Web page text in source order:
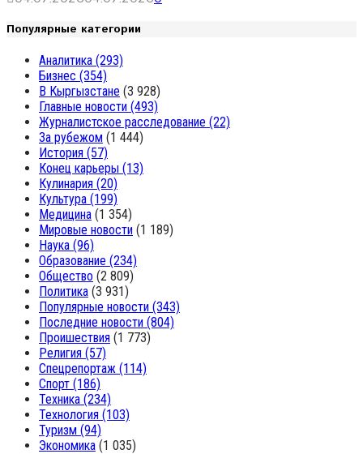
Популярные категории
Аналитика (293)
Бизнес (354)
В Кыргызстане (3 928)
Главные новости (493)
Журналистское расследование (22)
За рубежом (1 444)
История (57)
Конец карьеры (13)
Кулинария (20)
Культура (199)
Медицина (1 354)
Мировые новости (1 189)
Наука (96)
Образование (234)
Общество (2 809)
Политика (3 931)
Популярные новости (343)
Последние новости (804)
Проишествия (1 773)
Религия (57)
Спецрепортаж (114)
Спорт (186)
Техника (234)
Технология (103)
Туризм (94)
Экономика (1 035)